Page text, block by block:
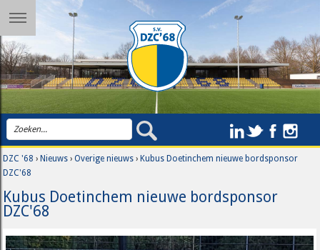
DZC '68 ›Nieuws ›Overige nieuws ›Kubus Doetinchem nieuwe bordsponsor
DZC'68
Kubus Doetinchem nieuwe bordsponsor
DZC'68